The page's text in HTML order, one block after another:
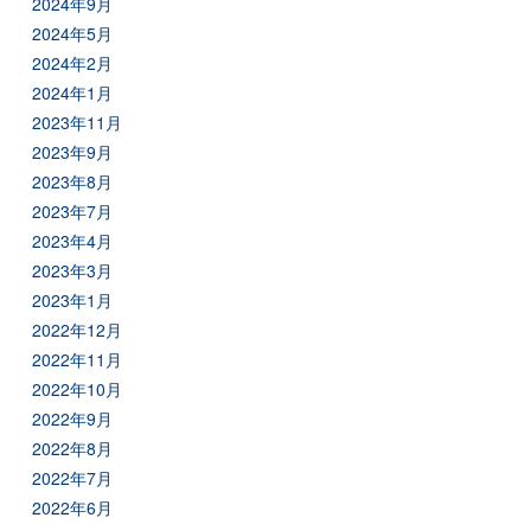
2024年5月
2024年2月
2024年1月
2023年11月
2023年9月
2023年8月
2023年7月
2023年4月
2023年3月
2023年1月
2022年12月
2022年11月
2022年10月
2022年9月
2022年8月
2022年7月
2022年6月